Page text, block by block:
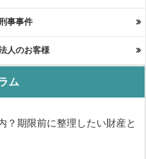
事事件
人のお客様
ム
？期限前に整理したい財産と